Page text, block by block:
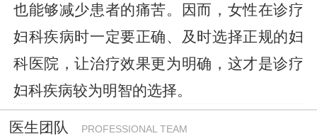
也能够减少患者的痛苦。因而，女性在诊疗
妇科疾病时一定要正确、及时选择正规的妇
科医院，让治疗效果更为明确，这才是诊疗
妇科疾病较为明智的选择。
医生团队 PROFESSIONAL TEAM